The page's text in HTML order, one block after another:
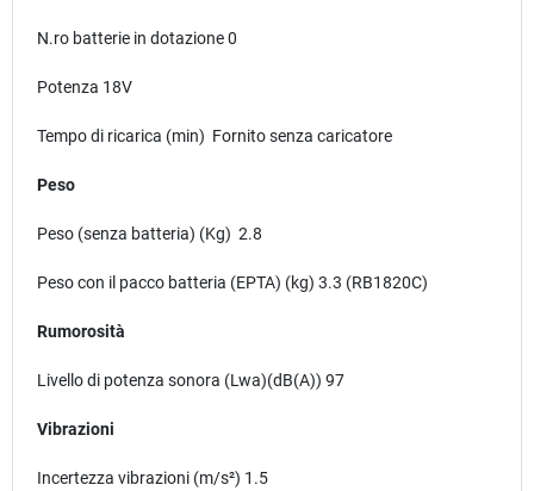
N.ro batterie in dotazione 0
Potenza 18V
Tempo di ricarica (min) Fornito senza caricatore
Peso
Peso (senza batteria) (Kg) 2.8
Peso con il pacco batteria (EPTA) (kg) 3.3 (RB1820C)
Rumorosità
Livello di potenza sonora (Lwa)(dB(A)) 97
Vibrazioni
Incertezza vibrazioni (m/s²) 1.5